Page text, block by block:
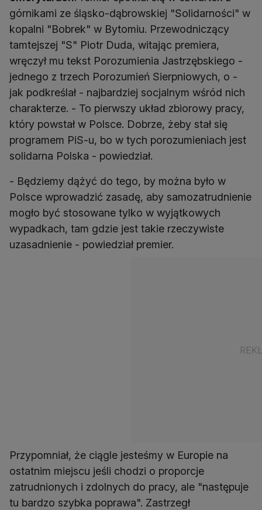
górnikami ze śląsko-dąbrowskiej "Solidarności" w
kopalni "Bobrek" w Bytomiu. Przewodniczący
tamtejszej "S" Piotr Duda, witając premiera,
wręczył mu tekst Porozumienia Jastrzębskiego -
jednego z trzech Porozumień Sierpniowych, o -
jak podkreślał - najbardziej socjalnym wśród nich
charakterze. - To pierwszy układ zbiorowy pracy,
który powstał w Polsce. Dobrze, żeby stał się
programem PiS-u, bo w tych porozumieniach jest
solidarna Polska - powiedział.
- Będziemy dążyć do tego, by można było w
Polsce wprowadzić zasadę, aby samozatrudnienie
mogło być stosowane tylko w wyjątkowych
wypadkach, tam gdzie jest takie rzeczywiste
uzasadnienie - powiedział premier.
Przypomniał, że ciągle jesteśmy w Europie na
ostatnim miejscu jeśli chodzi o proporcje
zatrudnionych i zdolnych do pracy, ale "następuje
tu bardzo szybka poprawa". Zastrzegł